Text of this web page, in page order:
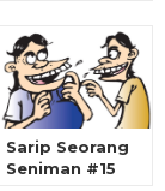
Sarip Seorang
Seniman #15